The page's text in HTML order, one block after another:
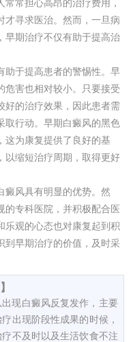
常担心高昂的治疗费用，
才寻求医治。然而，一旦病
早期治疗不仅有助于提高治
于提高患者的警惕性。早
危害也相对较小。只要接受
好的治疗效果，因此患者需
取行动。早期白癜风的黑色
这为康复提供了良好的基
以缩短治疗周期，取得更好
癜风具有明显的优势。然
的专科医院，并积极配合医
乐观的心态也对康复起到积
到早期治疗的价值，及时采
现白癜风反复发作，主要
出现阶段性成果的时候，
不及时以及生活饮食不注